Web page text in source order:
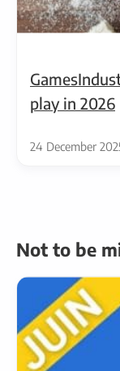
play in 2026
24 December
Not to be